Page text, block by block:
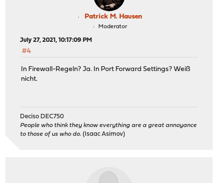
Patrick M. Hausen
Moderator
July 27, 2021, 10:17:09 PM
#4
In Firewall-Regeln? Ja. In Port Forward Settings? Weiß
nicht.
Deciso DEC750
People who think they know everything are a great annoyance
to those of us who do. (Isaac Asimov)